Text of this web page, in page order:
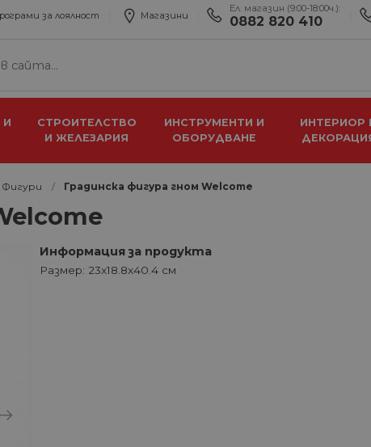
за лоялност Магазини
Ел. магазин (9:00-18:00ч.):
0882 820 410
И
СТРОИТЕЛСТВО
И ЖЕЛЕЗАРИЯ
ИНСТРУМЕНТИ И
ОБОРУДВАНЕ
ИНТЕРИОР
Фигури Градинска фигура гном Welcome
Информация за продукта
Размер: 23x18.8x40.4 см